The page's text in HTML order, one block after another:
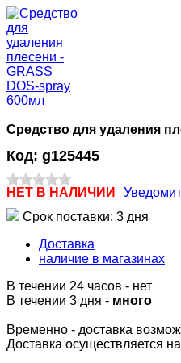
Средство для удаления
Код: g125445
НЕТ В НАЛИЧИИ
Срок поставки: 3 дня
Доставка
наличие в магазинах
В течении 24 часов - нет
В течении 3 дня - много
Временно - доставка
Доставка осуществляется